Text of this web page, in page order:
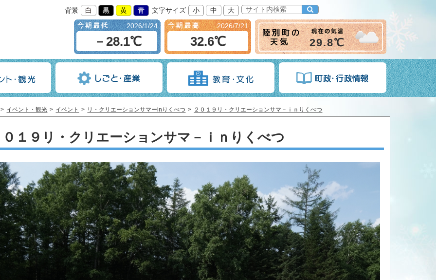
背景 白 黒 黄 青 文字サイズ 小 中 大
2026/1/24
－28.1℃
2026/7/21
32.6℃ 29.8℃
イベント・観光 イベント リ・クリエーションサマーinりくべつ ２０１９リ・クリエーションサマ－ｉｎりくべつ
０１９リ・クリエーションサマ－ｉｎりくべつ